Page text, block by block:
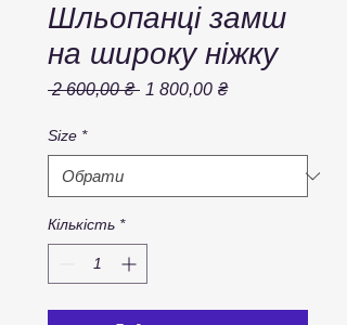
Шльопанці замш
на широку ніжку
2 600,00 ₴ Звичайна
1 800,00 ₴За
Size *
Кількість *